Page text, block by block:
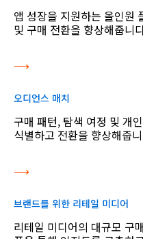
앱 성장을 지원하는 올인원
및 구매 전환을 향상해줍니
⟶
오디언스 매치
구매 패턴, 탐색 여정 및 개
식별하고 전환을 향상해줍
⟶
브랜드를 위한 리테일 미디어
리테일 미디어의 대규모 구